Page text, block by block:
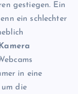
gestiegen. Ein
ein schlechter
in eine
um die